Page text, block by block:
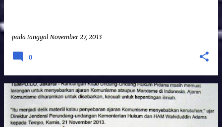
pada tanggal November 27, 2013
0